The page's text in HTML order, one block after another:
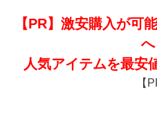
【PR】激安購入が可
へ
人気アイテムを最安
【